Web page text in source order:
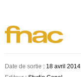
Date de sortie : 18 avril 2014